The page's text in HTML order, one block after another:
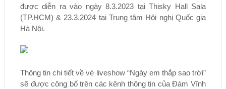
được diễn ra vào ngày 8.3.2023 tại Thisky Hall Sala
(TP.HCM) & 23.3.2024 tại Trung tâm Hội nghị Quốc gia
Hà Nội.
Thông tin chi tiết về vé liveshow “Ngày em thắp sao trời”
sẽ được công bố trên các kênh thông tin của Đàm Vĩnh